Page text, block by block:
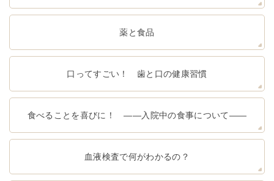
薬と食品
口ってすごい！ 歯と口の健康習慣
食べることを喜びに！ ――入院中の食事について――
血液検査で何がわかるの？